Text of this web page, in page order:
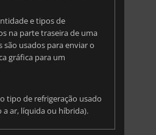
e tipos de
na parte traseira de uma
são usados para enviar o
gráfica para um
tipo de refrigeração usado
a ar, líquida ou híbrida).